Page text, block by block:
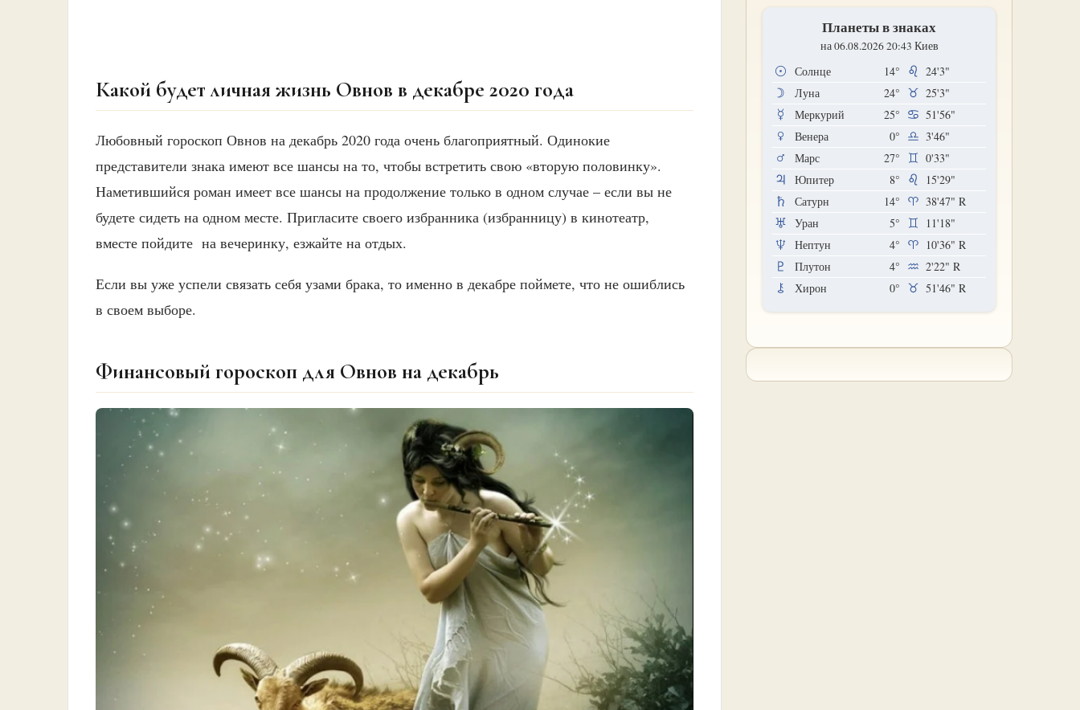
Какой будет личная жизнь Овнов в декабре 2020 года
Любовный гороскоп Овнов на декабрь 2020 года очень благоприятный. Одинокие
представители знака имеют все шансы на то, чтобы встретить свою «вторую половинку».
Наметившийся роман имеет все шансы на продолжение только в одном случае – если вы не
будете сидеть на одном месте. Пригласите своего избранника (избранницу) в кинотеатр,
вместе пойдите на вечеринку, езжайте на отдых.
Если вы уже успели связать себя узами брака, то именно в декабре поймете, что не ошиблись
в своем выборе.
Финансовый гороскоп для Овнов на декабрь
Планеты в знаках
на 06.08.2026 20:43 Киев
Солнце 14°
24'3"
Луна
24°
25'3"
Меркурий
25°
51'56"
Венера
0°
3'46"
Марс
27°
0'33"
Юпитер
8°
15'29"
Сатурн
14° 38'47" R
Уран
5°
11'18"
Нептун
4° 10'36" R
Плутон
4° 2'22" R
Хирон
0° 51'46" R